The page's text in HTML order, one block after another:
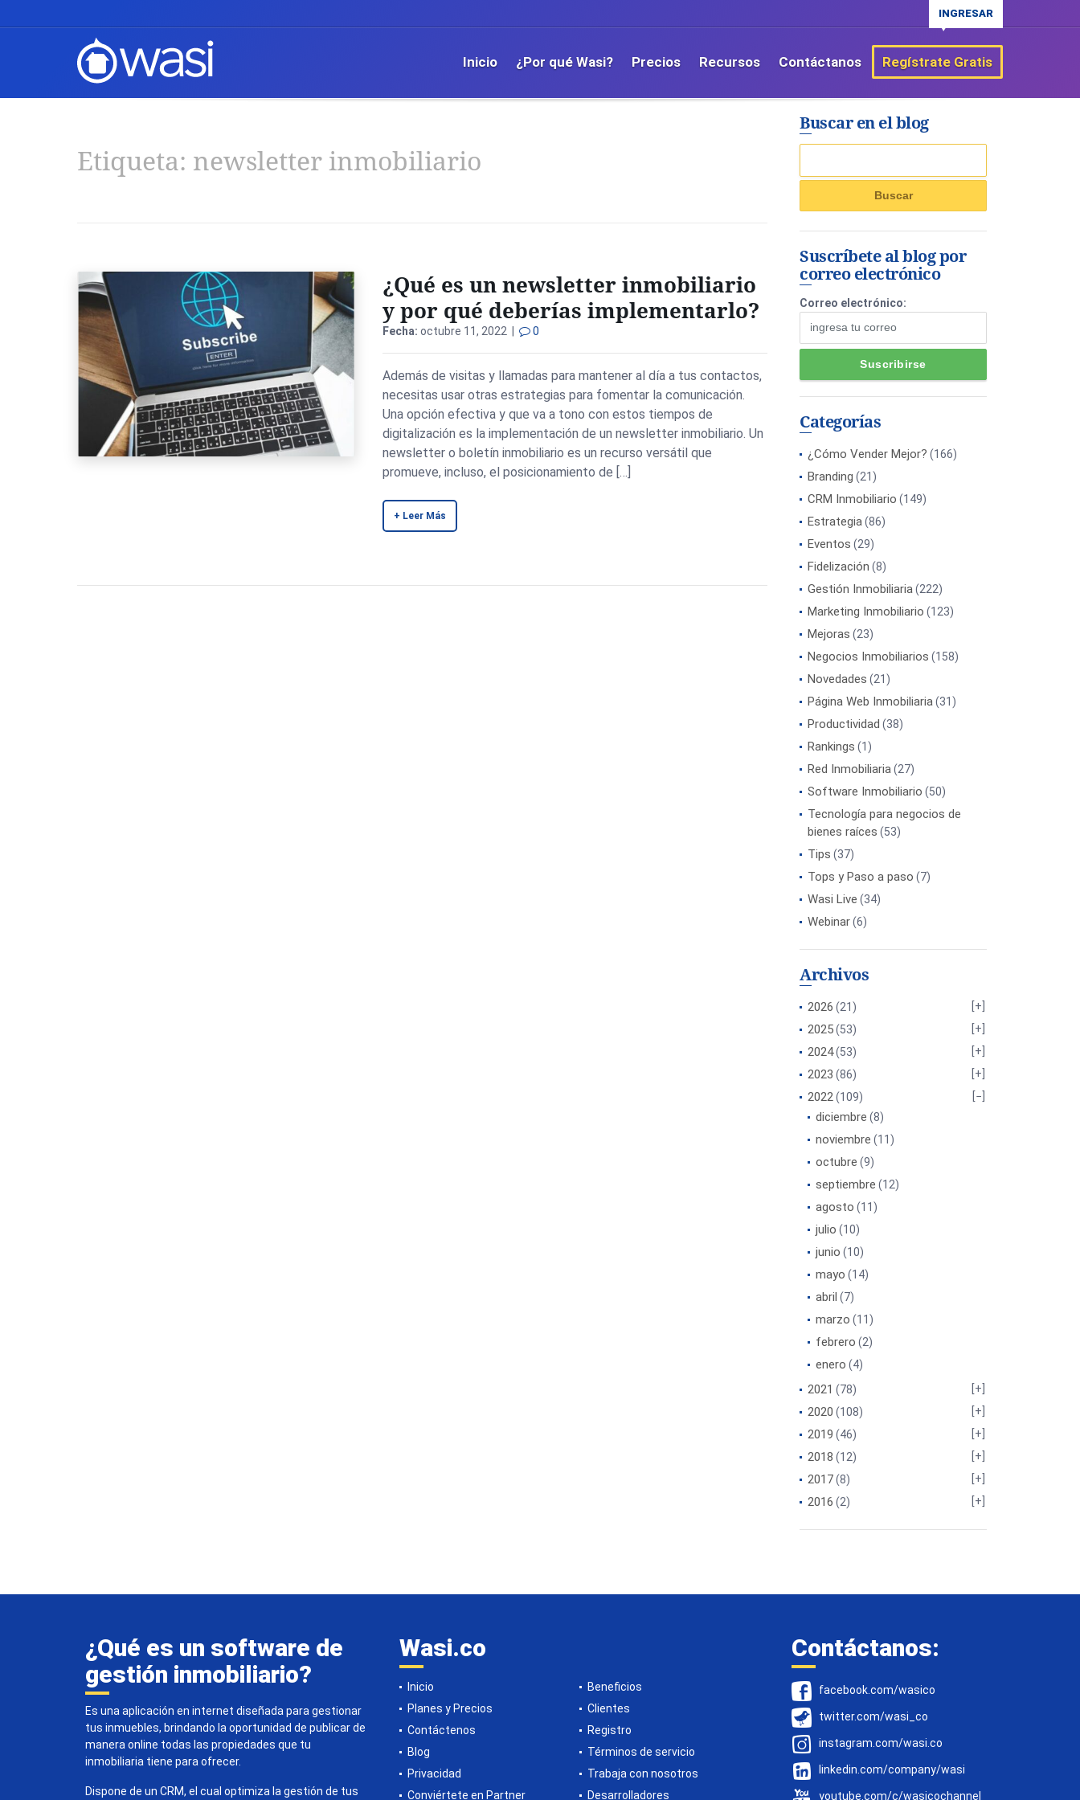
INGRESAR
Inicio ¿Por qué Wasi? Precios Recursos Contáctanos Regístrate Gratis
Etiqueta: newsletter inmobiliario
¿Qué es un newsletter inmobiliario
y por qué deberías implementarlo?
Fecha: octubre 11, 2022 | 0
Además de visitas y llamadas para mantener al día a tus contactos,
necesitas usar otras estrategias para fomentar la comunicación.
Una opción efectiva y que va a tono con estos tiempos de
digitalización es la implementación de un newsletter inmobiliario. Un
newsletter o boletín inmobiliario es un recurso versátil que
promueve, incluso, el posicionamiento de […]
+ Leer Más
Buscar en el blog
Suscríbete al blog por
correo electrónico
Correo electrónico:
Categorías
¿Cómo Vender Mejor? (166)
Branding (21)
CRM Inmobiliario (149)
Estrategia(86)
Eventos (29)
Fidelización (8)
Gestión Inmobiliaria(222)
Marketing Inmobiliario (123)
Mejoras (23)
Negocios Inmobiliarios (158)
Novedades (21)
Página Web Inmobiliaria(31)
Productividad (38)
Rankings (1)
Red Inmobiliaria(27)
Software Inmobiliario (50)
Tecnología para negocios de
bienes raíces (53)
Tips (37)
Tops y Paso a paso (7)
Wasi Live (34)
Webinar(6)
Archivos
2026 (21)
2025(53)
2024(53)
2023 (86)
2022(109)
diciembre (8)
noviembre (11)
octubre (9)
septiembre (12)
agosto (11)
julio (10)
junio (10)
mayo (14)
abril (7)
marzo (11)
febrero (2)
enero (4)
2021 (78)
2020 (108)
2019 (46)
2018 (12)
2017(8)
2016 (2)
¿Qué es un software de
gestión inmobiliario?
Es una aplicación en internet diseñada para gestionar
tus inmuebles, brindando la oportunidad de publicar de
manera online todas las propiedades que tu
inmobiliaria tiene para ofrecer.
Dispone de un CRM, el cual optimiza la gestión de tus
Wasi.co
Inicio
Beneficios
Planes y Precios
Clientes
Contáctenos
Registro
Blog
Términos de servicio
Privacidad
Trabaja con nosotros
Conviértete en Partner
Desarrolladores
Contáctanos:
facebook.com/wasico
twitter.com/wasi_co
instagram.com/wasi.co
linkedin.com/company/wasi
youtube.com/c/wasicochannel